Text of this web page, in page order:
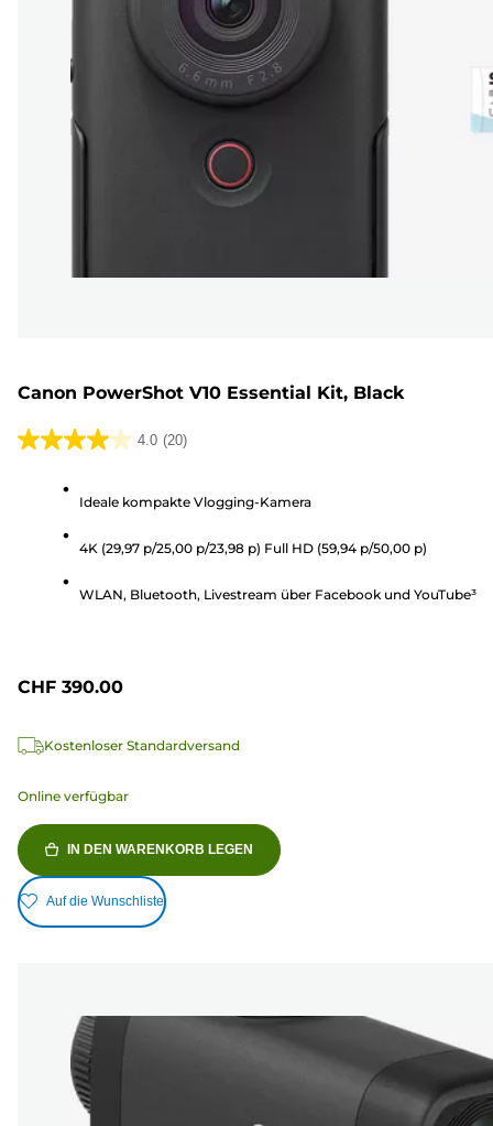
Canon PowerShot V10 Essential Kit, Black
4.0 (20)
4.0
Sternen.
Bewertungen
Ideale kompakte Vlogging-Kamera
4K (29,97 p/25,00 p/23,98 p) Full HD (59,94 p/50,00 p)
WLAN, Bluetooth, Livestream über Facebook und YouTube³
CHF 390.00
Kostenloser Standardversand
Online verfügbar
IN DEN WARENKORB LEGEN
Auf die Wunschliste